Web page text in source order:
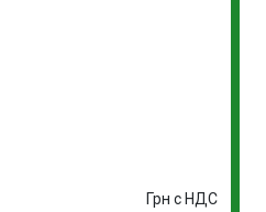
Грн с НДС